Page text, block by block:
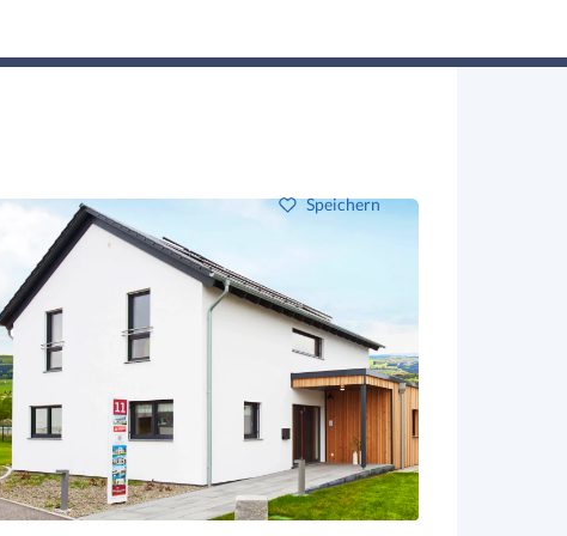
Speichern